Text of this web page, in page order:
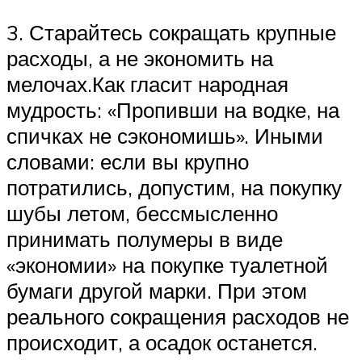
3. Старайтесь сокращать крупные
расходы, а не экономить на
мелочах.Как гласит народная
мудрость: «Пропивши на водке, на
спичках не сэкономишь». Иными
словами: если вы крупно
потратились, допустим, на покупку
шубы летом, бессмысленно
принимать полумеры в виде
«экономии» на покупке туалетной
бумаги другой марки. При этом
реального сокращения расходов не
происходит, а осадок останется.